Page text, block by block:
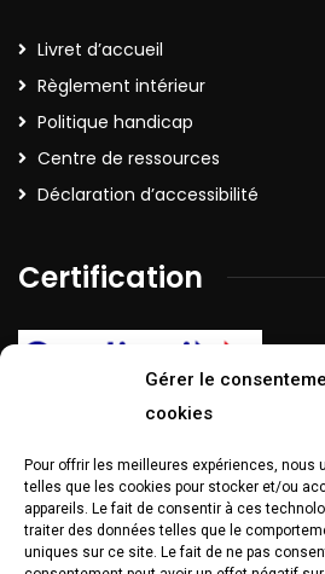
Gérer le
cookies
Pour offrir les meilleures expériences,
telles que les cookies pour stocker et/ou
appareils. Le fait de consentir à ces
traiter des données telles que le
uniques sur ce site. Le fait de ne pas
Livret d’accueil
Règlement intérieur
Politique handicap
Centre de ressources
Déclaration d’accessibilité
Certification
La certification Qualiopi a été délivrée au titre de la
d’action suivante : Action de formation
Réseaux sociaux